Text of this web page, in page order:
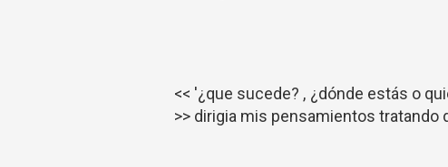
<< '¿que sucede? , ¿dónde estás o
>> dirigia mis pensamientos tratando